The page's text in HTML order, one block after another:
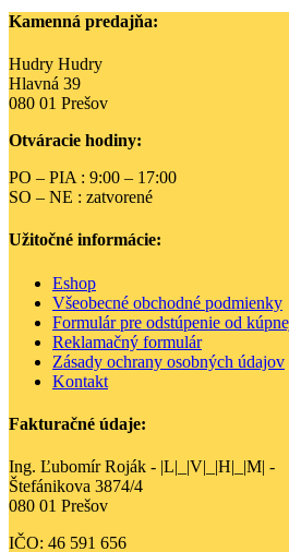
Kamenná predajňa:
Hudry Hudry
Hlavná 39
080 01 Prešov
Otváracie hodiny:
PO – PIA : 9:00 – 17:00
SO – NE : zatvorené
Užitočné informácie:
Eshop
Všeobecné obchodné podmienky
Formulár pre odstúpenie od
Reklamačný formulár
Zásady ochrany osobných údajov
Kontakt
Fakturačné údaje:
Ing. Ľubomír Roják - |L|_|V|_|H|_|M| -
Štefánikova 3874/4
080 01 Prešov
IČO: 46 591 656